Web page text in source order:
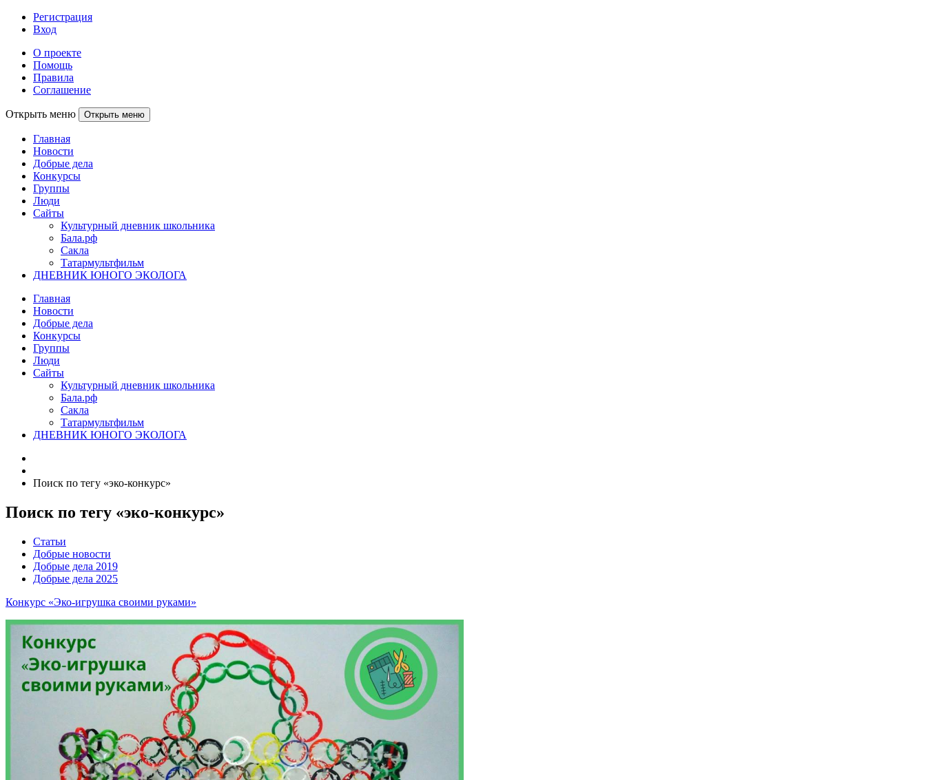
Регистрация
Вход
О проекте
Помощь
Правила
Соглашение
Открыть меню Открыть меню
Главная
Новости
Добрые дела
Конкурсы
Группы
Люди
Сайты
Культурный дневник школьника
Бала.рф
Сакла
Татармультфильм
ДНЕВНИК ЮНОГО ЭКОЛОГА
Главная
Новости
Добрые дела
Конкурсы
Группы
Люди
Сайты
Культурный дневник школьника
Бала.рф
Сакла
Татармультфильм
ДНЕВНИК ЮНОГО ЭКОЛОГА
Поиск по тегу «эко-конкурс»
Поиск по тегу «эко-конкурс»
Статьи
Добрые новости
Добрые дела 2019
Добрые дела 2025
Конкурс «Эко-игрушка своими руками»